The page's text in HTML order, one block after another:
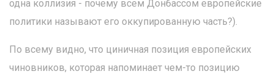
одна коллизия - почему всем Донбассом европейские
политики называют его оккупированную часть?).
По всему видно, что циничная позиция европейских
чиновников, которая напоминает чем-то позицию